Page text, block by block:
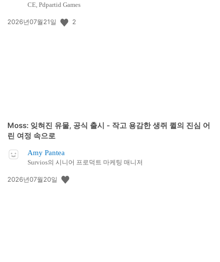
CE, Pdpartid Games
공
2026년07월21일 2
Moss: 잊혀진 유물, 공식 출시 - 작고 용감한 생쥐 퀼의 진심 어
린 여정 속으로
Amy Pantea
Survios의 시니어 프로덕트 마케팅 매니저
공
2026년07월20일